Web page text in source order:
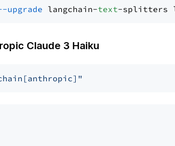
upgrade langchain-text
Claude 3 Haiku